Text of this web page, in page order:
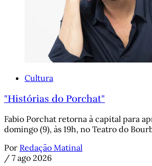
Cultura
"Histórias do Porchat"
Fabio Porchat retorna à capital para
domingo (9), às 19h, no Teatro do
Por Redação Matinal
/ 7 ago 2026